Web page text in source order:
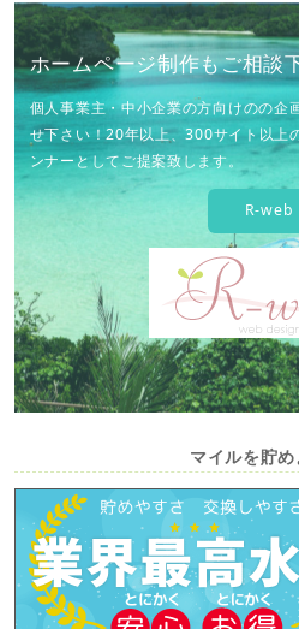
ホームページ制作もご相談
個人事業主・中小企業の方向けのの企
せ下さい！20年以上、300サイト以上
ンナーとしてご提案致します。
R-web
マイルを貯め